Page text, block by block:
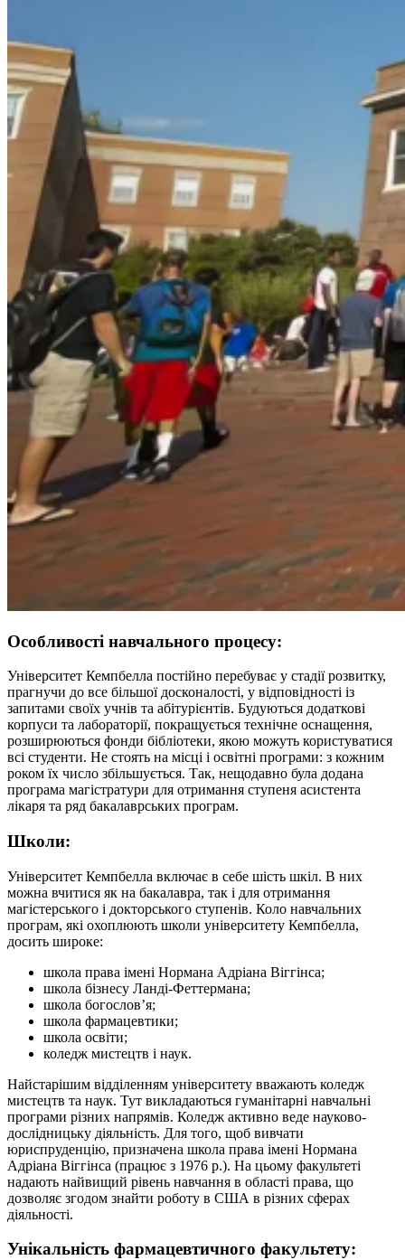
Особливості навчального процесу:
Університет Кемпбелла постійно перебуває у стадії розвитку,
прагнучи до все більшої досконалості, у відповідності із
запитами своїх учнів та абітурієнтів. Будуються додаткові
корпуси та лабораторії, покращується технічне оснащення,
розширюються фонди бібліотеки, якою можуть користуватися
всі студенти. Не стоять на місці і освітні програми: з кожним
роком їх число збільшується. Так, нещодавно була додана
програма магістратури для отримання ступеня асистента
лікаря та ряд бакалаврських програм.
Школи:
Університет Кемпбелла включає в себе шість шкіл. В них
можна вчитися як на бакалавра, так і для отримання
магістерського і докторського ступенів. Коло навчальних
програм, які охоплюють школи університету Кемпбелла,
досить широке:
школа права імені Нормана Адріана Віггінса;
школа бізнесу Ланді-Феттермана;
школа богослов’я;
школа фармацевтики;
школа освіти;
коледж мистецтв і наук.
Найстарішим відділенням університету вважають коледж
мистецтв та наук. Тут викладаються гуманітарні навчальні
програми різних напрямів. Коледж активно веде науково-
дослідницьку діяльність. Для того, щоб вивчати
юриспруденцію, призначена школа права імені Нормана
Адріана Віггінса (працює з 1976 р.). На цьому факультеті
надають найвищий рівень навчання в області права, що
дозволяє згодом знайти роботу в США в різних сферах
діяльності.
Унікальність фармацевтичного факультету: